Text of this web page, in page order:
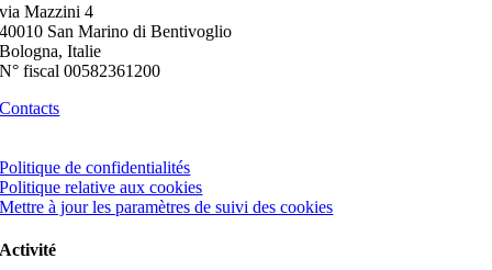
via Mazzini 4
40010 San Marino di Bentivoglio
Bologna, Italie
N° fiscal 00582361200
Contacts
Politique de confidentialités
Politique relative aux cookies
Mettre à jour les paramètres de suivi des cookies
Activité